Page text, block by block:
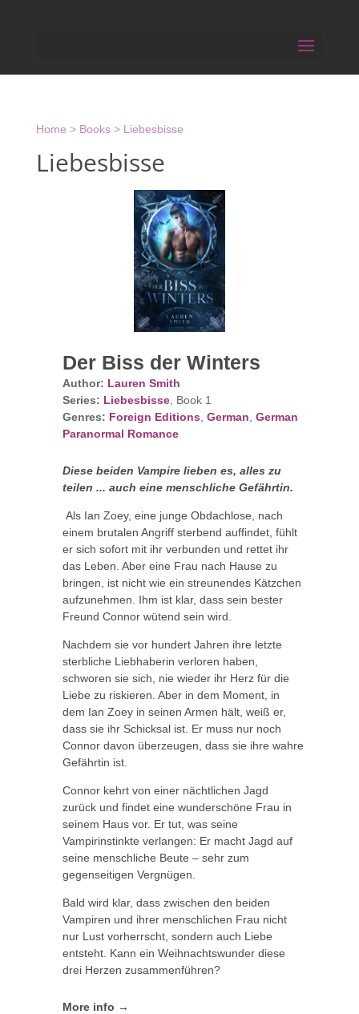
Home > Books> Liebesbisse
Liebesbisse
Der Biss der Winters
Author: Lauren Smith
Series: Liebesbisse, Book 1
Genres: Foreign Editions German German
Paranormal Romance
Diese beiden Vampire lieben es, alles zu
teilen ... auch eine menschliche Gefährtin.
Als Ian Zoey, eine junge Obdachlose, nach
einem brutalen Angriff sterbend auffindet, fühlt
er sich sofort mit ihr verbunden und rettet ihr
das Leben. Aber eine Frau nach Hause zu
bringen, ist nicht wie ein streunendes Kätzchen
aufzunehmen. Ihm ist klar, dass sein bester
Freund Connor wütend sein wird.
Nachdem sie vor hundert Jahren ihre letzte
sterbliche Liebhaberin verloren haben,
schworen sie sich, nie wieder ihr Herz für die
Liebe zu riskieren. Aber in dem Moment, in
dem Ian Zoey in seinen Armen hält, weiß er,
dass sie ihr Schicksal ist. Er muss nur noch
Connor davon überzeugen, dass sie ihre wahre
Gefährtin ist.
Connor kehrt von einer nächtlichen Jagd
zurück und findet eine wunderschöne Frau in
seinem Haus vor. Er tut, was seine
Vampirinstinkte verlangen: Er macht Jagd auf
seine menschliche Beute – sehr zum
gegenseitigen Vergnügen.
Bald wird klar, dass zwischen den beiden
Vampiren und ihrer menschlichen Frau nicht
nur Lust vorherrscht, sondern auch Liebe
entsteht. Kann ein Weihnachtswunder diese
drei Herzen zusammenführen?
More info →